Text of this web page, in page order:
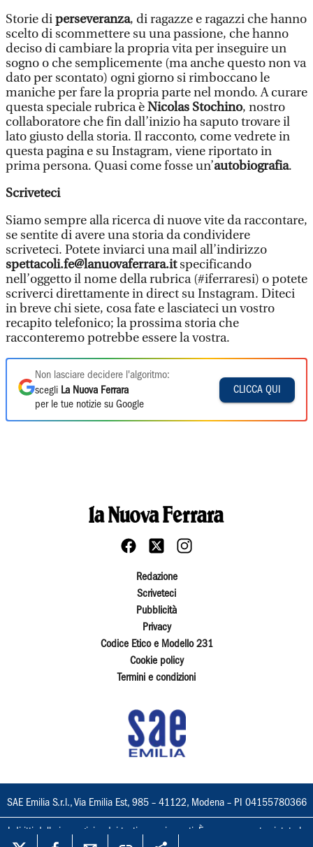
Storie diperseveranza, di ragazze e ragazzi che hanno
scelto di scommettere su una passione, che hanno
deciso di cambiare la propria vita per inseguire un
sogno o che semplicemente (ma anche questo non va
dato per scontato) ogni giorno si rimboccano le
maniche per fare la propria parte nel mondo. A curare
questa speciale rubrica èNicolas Stochino, nostro
collaboratore che fin dall’inizio ha saputo trovare il
lato giusto della storia. Il racconto, come vedrete in
questa pagina e su Instagram, viene riportato in
prima persona. Quasi come fosse un’autobiografia.
Scriveteci
Siamo sempre alla ricerca di nuove vite da raccontare,
se sentite di avere una storia da condividere
scriveteci. Potete inviarci una mail all’indirizzo
spettacoli.fe@lanuovaferrara.itspecificando
nell’oggetto il nome della rubrica (#iferraresi) o potete
scriverci direttamente in direct su Instagram. Diteci
in breve chi siete, cosa fate e lasciateci un vostro
recapito telefonico; la prossima storia che
racconteremo potrebbe essere la vostra.
Non lasciare decidere l'algoritmo:
scegli La Nuova Ferrara
per le tue notizie su Google
CLICCA QUI
Redazione
Scriveteci
Pubblicità
Privacy
Codice Etico e Modello 231
Cookie policy
Termini e condizioni
SAE Emilia S.r.l., Via Emilia Est, 985 – 41122, Modena – PI 04155780366
I diritti delle immagini e dei testi sono riservati. È espressamente vietata la